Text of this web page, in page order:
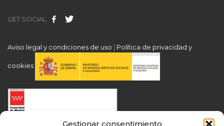
Gestionar consentimiento
GET SOCIAL
Aviso legal y condiciones de uso | Política de privacidad y
cookies